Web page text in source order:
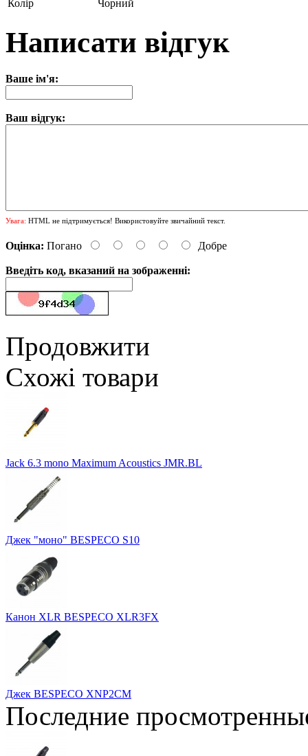
Колір Чорний
Написати відгук
Ваше ім'я:
Ваш відгук:
Увага: HTML не підтримується! Використовуйте звичайний текст.
Оцінка: Погано Добре
Введіть код, вказаний на зображенні:
Продовжити
Схожі товари
Jack 6.3 mono Maximum Acoustics JMR.BL
Джек "моно" BESPECO S10
Канон XLR BESPECO XLR3FX
Джек BESPECO XNP2CM
Последние